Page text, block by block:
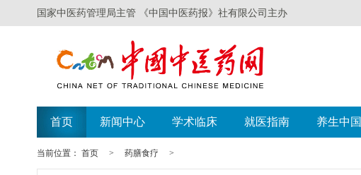
国家中医药管理局主管 《中国中医药报》社有限公司主办
首页 新闻中心 学术临床 就医指南 养生中国
当前位置： 首页 > 药膳食疗 >